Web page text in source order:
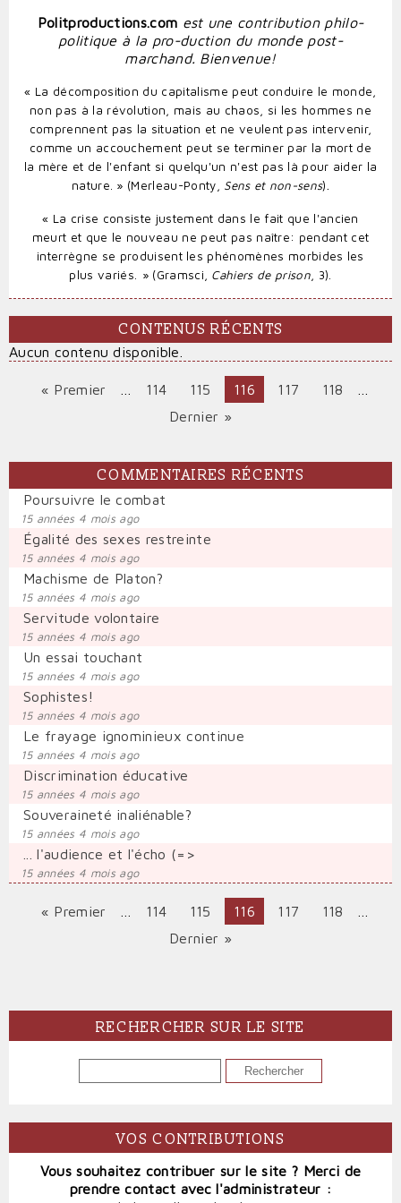
Politproductions.com est une contribution philo-
politique à la pro-duction du monde post-
marchand. Bienvenue!
« La décomposition du capitalisme peut conduire le monde,
non pas à la révolution, mais au chaos, si les hommes ne
comprennent pas la situation et ne veulent pas intervenir,
comme un accouchement peut se terminer par la mort de
la mère et de l'enfant si quelqu'un n'est pas là pour aider la
nature. » (Merleau-Ponty, Sens et non-sens)
« La crise consiste justement dans le fait que l'ancien
meurt et que le nouveau ne peut pas naître: pendant cet
interrègne se produisent les phénomènes morbides les
plus variés. » (Gramsci, Cahiers de prison, 3).
CONTENUS RÉCENTS
Aucun contenu disponible.
Première
« Premier Page
114 Page
115
Page
courante
116 Page
117 Page
118
Dernière
Dernier »
COMMENTAIRES RÉCENTS
Poursuivre le combat
15 années 4 mois ago
Égalité des sexes restreinte
15 années 4 mois ago
Machisme de Platon?
15 années 4 mois ago
Servitude volontaire
15 années 4 mois ago
Un essai touchant
15 années 4 mois ago
Sophistes!
15 années 4 mois ago
Le frayage ignominieux continue
15 années 4 mois ago
Discrimination éducative
15 années 4 mois ago
Souveraineté inaliénable?
15 années 4 mois ago
... l'audience et l'écho (=>
15 années 4 mois ago
Première
« Premier Page
114 Page
115
Page
courante
116 Page
117 Page
118
Dernière
Dernier »
RECHERCHER SUR LE SITE
VOS CONTRIBUTIONS
Vous souhaitez contribuer sur le site ? Merci de
prendre contact avec l'administrateur :